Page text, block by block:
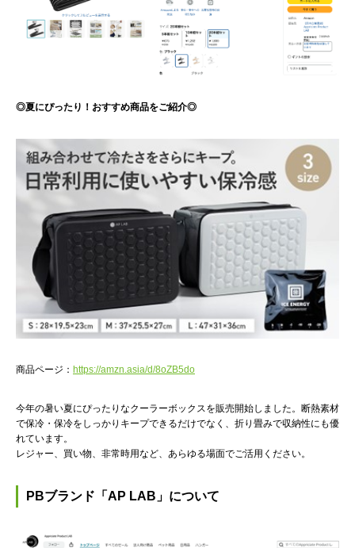
◎夏にぴったり！おすすめ商品をご紹介◎
商品ページ： https://amzn.asia/d/8oZB5do
今年の暑い夏にぴったりなクーラーボックスを販売開始しました。断熱素材
で保冷・保冷をしっかりキープできるだけでなく、折り畳みで収納性にも優
れています。
レジャー、買い物、非常時用など、あらゆる場面でご活用ください。
PBブランド「AP LAB」について